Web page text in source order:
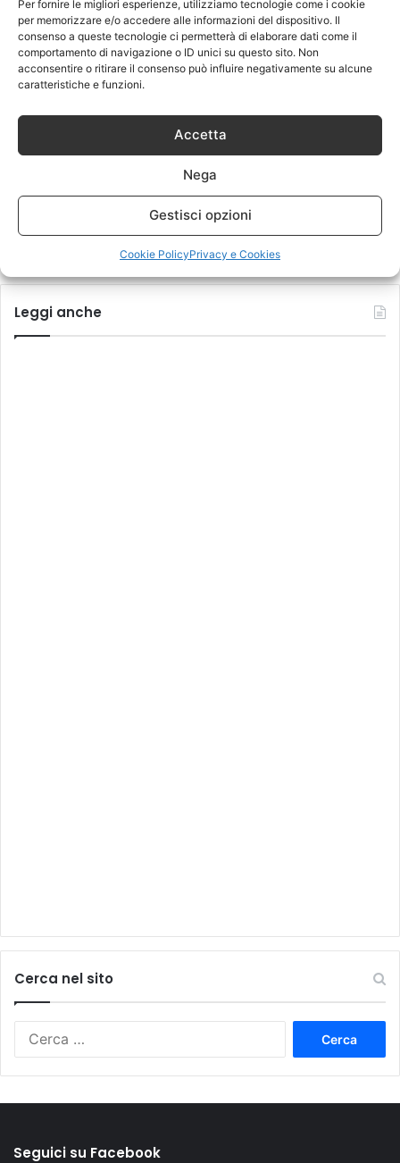
Per fornire le migliori esperienze, utilizziamo tecnologie come i cookie
per memorizzare e/o accedere alle informazioni del dispositivo. Il
consenso a queste tecnologie ci permetterà di elaborare dati come il
comportamento di navigazione o ID unici su questo sito. Non
acconsentire o ritirare il consenso può influire negativamente su alcune
caratteristiche e funzioni.
Accetta
Nega
Gestisci opzioni
Cookie PolicyPrivacy e Cookies
Revisione dell’Assegno di
Mantenimento: come provare il
cambio delle condizioni economiche
1 Maggio 2026
migliore soluzione
Coppa d’Africa 2025, ribaltone
storico: il Marocco campione a
tavolino dopo due mesi
Leggi anche
Cerca nel sito
Seguici su Facebook